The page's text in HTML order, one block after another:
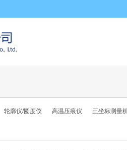
轮廓仪/圆度仪 高温压痕仪 三坐标测量